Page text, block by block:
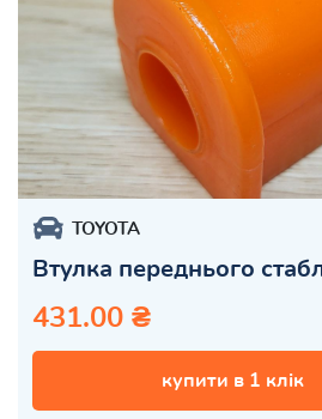
TOYOTA
Втулка переднього
431.00 ₴
купити в 1 клік